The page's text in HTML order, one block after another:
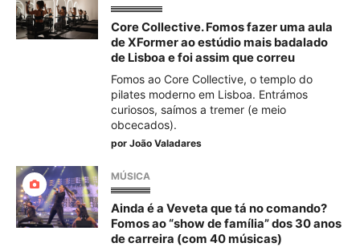
Core Collective. Fomos fazer uma aula
de XFormer ao estúdio mais badalado
de Lisboa e foi assim que correu
Fomos ao Core Collective, o templo do
pilates moderno em Lisboa. Entrámos
curiosos, saímos a tremer (e meio
obcecados).
por João Valadares
MÚSICA
Ainda é a Veveta que tá no comando?
Fomos ao “show de família” dos 30 anos
de carreira (com 40 músicas)